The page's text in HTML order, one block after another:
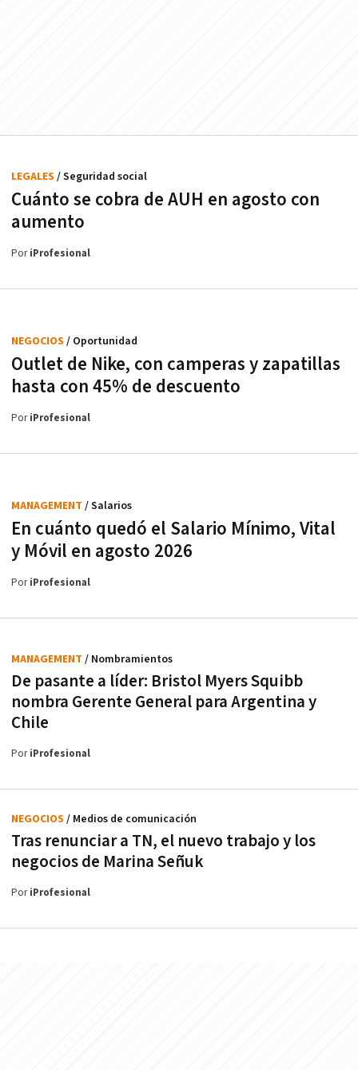
Cuánto se cobra de AUH en agosto con
aumento
LEGALES / Seguridad social
PoriProfesional
Outlet de Nike, con camperas y zapatillas
hasta con 45% de descuento
NEGOCIOS / Oportunidad
PoriProfesional
En cuánto quedó el Salario Mínimo, Vital
y Móvil en agosto 2026
MANAGEMENT / Salarios
PoriProfesional
De pasante a líder: Bristol Myers Squibb
nombra Gerente General para Argentina y
Chile
MANAGEMENT / Nombramientos
PoriProfesional
Tras renunciar a TN, el nuevo trabajo y los
negocios de Marina Señuk
NEGOCIOS / Medios de comunicación
PoriProfesional